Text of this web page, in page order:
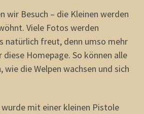
wir Besuch – die Kleinen werden
Viele Fotos werden
natürlich freut, denn umso mehr
Homepage. So können alle
wie die Welpen wachsen und sich
wurde mit einer kleinen Pistole